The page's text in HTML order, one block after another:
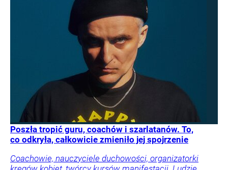
Poszła tropić guru, coachów i szarlatanów. To,
co odkryła, całkowicie zmieniło jej spojrzenie
Coachowie, nauczyciele duchowości, organizatorki